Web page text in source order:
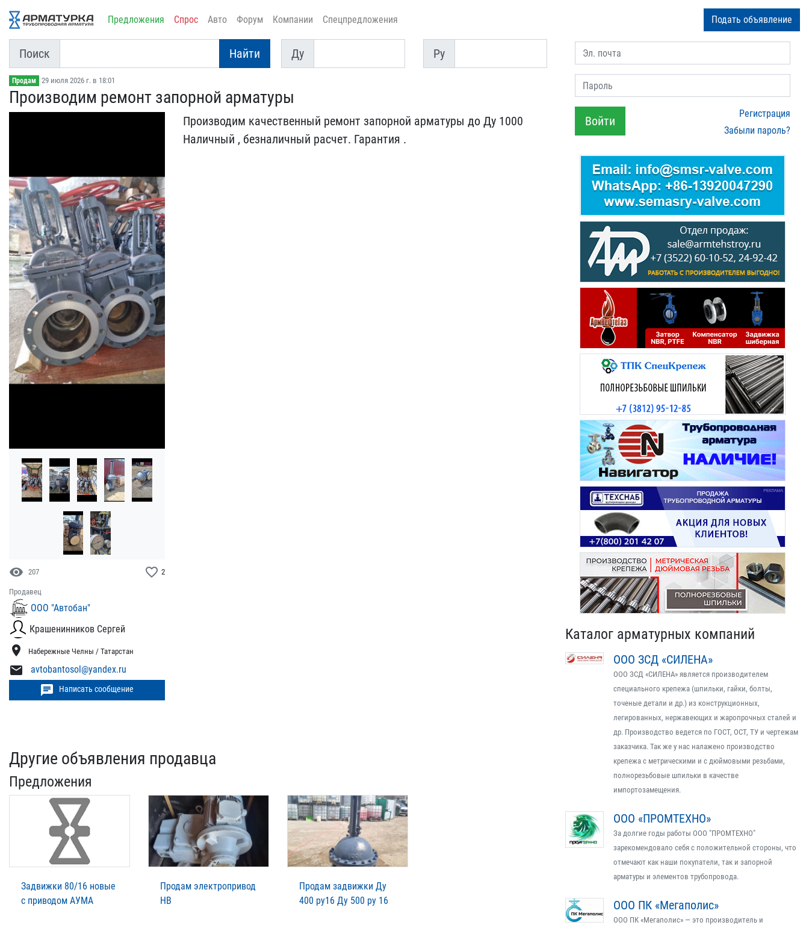
Предложения Спрос Авто Форум Компании Спецпредложения Подать объявление
Поиск Найти
Ду
Ду
Py
Py
Продам 29 июля 2026 г. в 18:01
Производим ремонт запор​ной арматуры
visibility 207 favorite_border 2
Продавец
ООО "Автобан"
Крашенинников Сергей
location_on Набережные Челны / Татарстан
mail avtobantosol@yandex.ru
chat Написать сообщение
Производим качественный ​ремонт запорной арматуры​ до Ду 1000
Наличный , ​безналичный расчет. Гар​антия .
Другие объявления продавца
Предложения
Задвижки 80/16 новые
с приводом АУМА
Продам электропривод
НВ
Продам задвижки Ду
400 ру16 Ду 500 ру 16
Эл. почта
Пароль
Войти
Регистрация
Забыли пароль?
Каталог арматурных компаний
ООО ЗСД «СИЛЕНА»
ООО ЗСД «СИЛЕНА» является производителем
специального крепежа (шпильки, гайки, болты,
точеные детали и др.) из конструкционных,
легированных, нержавеющих и жаропрочных сталей и
др. Производство ведется по ГОСТ, ОСТ, ТУ и чертежам
заказчика. Так же у нас налажено производство
крепежа с метрическими и с дюймовыми резьбами,
полнорезьбовые шпильки в качестве
импортозамещения.
ООО «ПРОМТЕХНО»
За долгие годы работы ООО "ПРОМТЕХНО"
зарекомендовало себя с положительной стороны, что
отмечают как наши покупатели, так и запорной
арматуры и элементов трубопровода.
ООО ПК «Мегаполис»
ООО ПК «Мегаполис» — это производитель и